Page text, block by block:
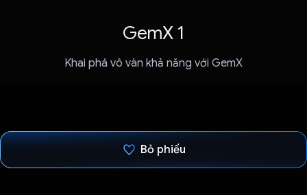
GemX 1
Khai phá vô vàn khả năng với GemX
Bỏ phiếu